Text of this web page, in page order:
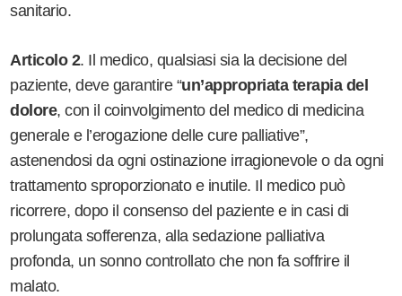
sanitario.
Articolo 2. Il medico, qualsiasi sia la decisione del
paziente, deve garantire “un’appropriata terapia del
dolore, con il coinvolgimento del medico di medicina
generale e l’erogazione delle cure palliative”,
astenendosi da ogni ostinazione irragionevole o da ogni
trattamento sproporzionato e inutile. Il medico può
ricorrere, dopo il consenso del paziente e in casi di
prolungata sofferenza, alla sedazione palliativa
profonda, un sonno controllato che non fa soffrire il
malato.